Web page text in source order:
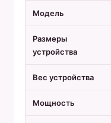
Модель
Размеры
устройства
Вес устройства
Мощность